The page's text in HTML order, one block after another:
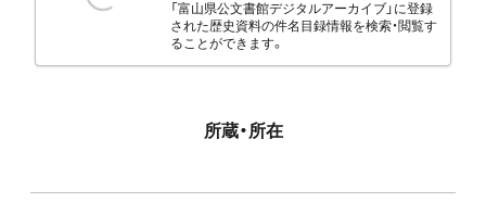
「富山県公文書館デジタルアーカイブ」に登録
された歴史資料の件名目録情報を検索・閲覧す
ることができます。
所蔵・所在